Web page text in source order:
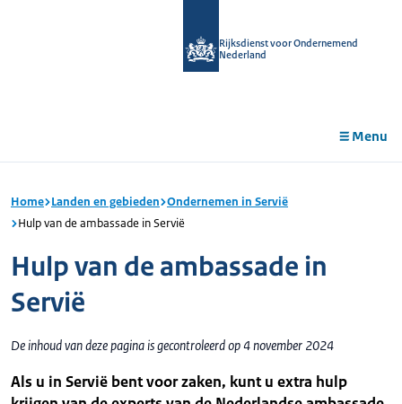
Rijksdienst voor Ondernemend
Nederland
Menu
Home Landen en gebieden Ondernemen in Servië
Hulp van de ambassade in Servië
Hulp van de ambassade in
Servië
De inhoud van deze pagina is gecontroleerd op 4 november 2024
Als u in Servië bent voor zaken, kunt u extra hulp